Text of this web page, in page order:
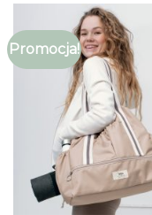
Promocja!